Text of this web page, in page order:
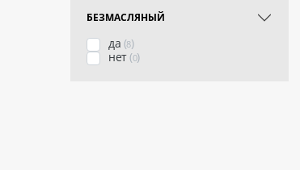
БЕЗМАСЛЯНЫЙ
да (8)
нет(0)